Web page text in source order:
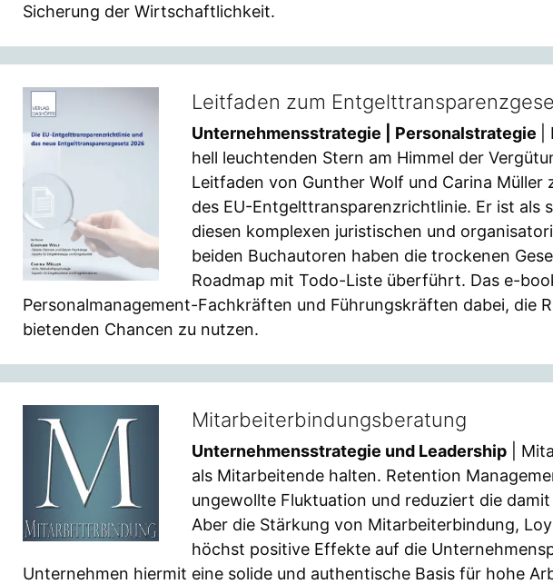
Sicherung der Wirtschaftlichkeit.
Leitfaden zum
Unternehmensstrategie | Personalstrategie
hell leuchtenden Stern am Himmel der
Leitfaden von Gunther Wolf und Carina
des EU-Entgelttransparenzrichtlinie. Er ist als
diesen komplexen juristischen und
beiden Buchautoren haben die trockenen
Roadmap mit Todo-Liste überführt. Das e-
Personalmanagement-Fachkräften und Führungskräften dabei, die
bietenden Chancen zu nutzen.
Mitarbeiterbindungsberatung
Unternehmensstrategie und Leadership |
als Mitarbeitende halten. Retention
ungewollte Fluktuation und reduziert die
Aber die Stärkung von Mitarbeiterbindung,
höchst positive Effekte auf die
Unternehmen hiermit eine solide und authentische Basis für hohe